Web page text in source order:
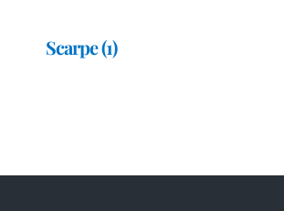
Scarpe(1)